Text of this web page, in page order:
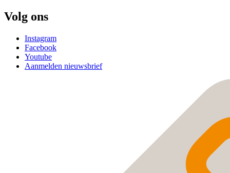
Volg ons
Instagram
Facebook
Youtube
Aanmelden nieuwsbrief